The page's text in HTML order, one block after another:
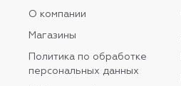
О компании
Магазины
Политика по обработке
персональных данных